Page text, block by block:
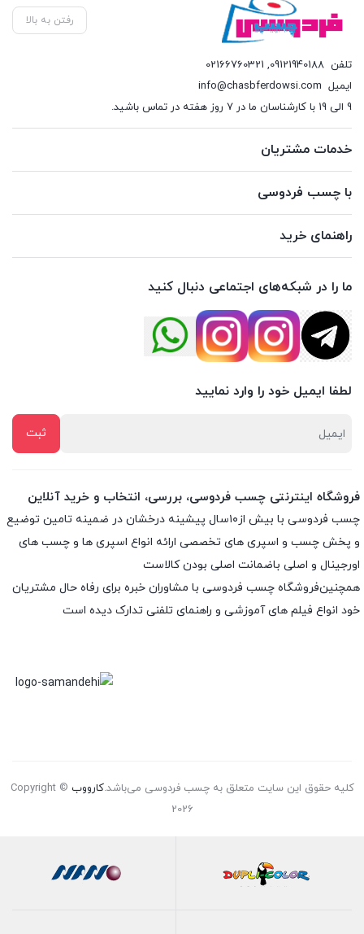
رفتن به بالا
تلفن 09121940188
,
02166760321
ایمیل info@chasbferdowsi.com
9 الی 19 با کارشناسان ما در 7 روز هفته در تماس باشید.
خدمات مشتریان
با چسب فردوسی
راهنمای خرید
ما را در شبکه‌های اجتماعی دنبال کنید
لطفا ایمیل خود را وارد نمایید
فروشگاه اینترنتی چسب فردوسی، بررسی، انتخاب و خرید آنلاین
چسب فردوسی با بیش از۱۰سال پیشینه درخشان در ضمینه تامین توضیع
و پخش چسب و اسپری های تخصصی ارائه انواع اسپری ها و چسب های
اورجینال و اصلی باضمانت اصلی بودن کالاست
همچنین‌فروشگاه چسب فردوسی با مشاوران خبره برای رفاه حال مشتریان
خود انواع فیلم های آموزشی و راهنمای تلفنی تدارک دیده است
کلیه حقوق این سایت متعلق به چسب فردوسی می‌باشد.کارووب Copyright ©
2026